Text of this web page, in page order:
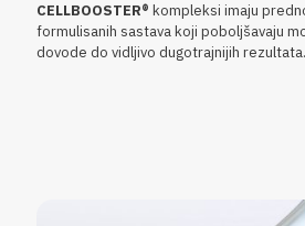
CELLBOOSTER® kompleksi imaju
formulisanih sastava koji poboljšavaju
dovode do vidljivo dugotrajnijih rezultata.